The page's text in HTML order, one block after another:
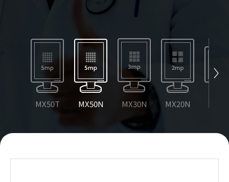
MX50T MX50N MX30N MX20N